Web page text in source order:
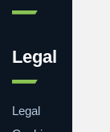
Legal
Legal